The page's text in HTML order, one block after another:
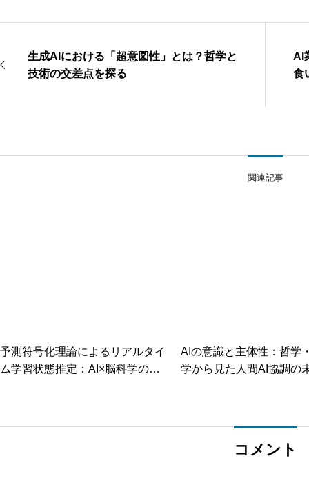
生成AIにおける「超意図性」とは？哲学と
技術の交差点を探る
AI
食
関連記事
予測符号化理論によるリアルタイ
ム学習状態推定：AI×脳科学の最
AIの意識と主体性：哲学
学から見た人間AI協調の
コメント